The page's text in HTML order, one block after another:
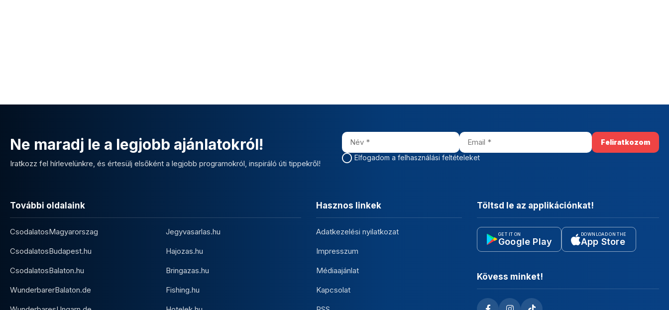
Ne maradj le a legjobb ajánlatokról!
Iratkozz fel hírlevelünkre, és értesülj elsőként a legjobb programokról, inspiráló úti tippekről!
Elfogadom a felhasználási feltételeket
További oldalaink
CsodalatosMagyarorszag
CsodalatosBudapest.hu
CsodalatosBalaton.hu
WunderbarerBalaton.de
Jegyvasarlas.hu
Hajozas.hu
Bringazas.hu
Fishing.hu
Hasznos linkek
Adatkezelési nyilatkozat
Impresszum
Médiaajánlat
Kapcsolat
Töltsd le az applikációnkat!
GET IT ON
Google Play
DOWNLOAD ON THE
App Store
Kövess minket!